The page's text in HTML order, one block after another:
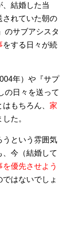
、結婚した当
されていた朝の
のサブアシスタ
をする日々が続
年）や『サプ
の日々を送って
もちろん、 家
た。
うという雰囲気
今（結婚して
を優先させよう
はないでしょ